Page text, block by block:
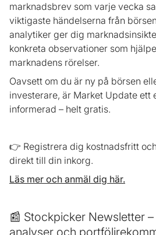
marknadsbrev som varje vecka
viktigaste händelserna från
analytiker ger dig
konkreta observationer som
marknadens rörelser.
Oavsett om du är ny på börsen
investerare, är Market Update ett
informerad – helt gratis.
👉 Registrera dig kostnadsfritt
direkt till din inkorg.
Läs mer och anmäl dig här.
📰 Stockpicker Newsletter
analyser och